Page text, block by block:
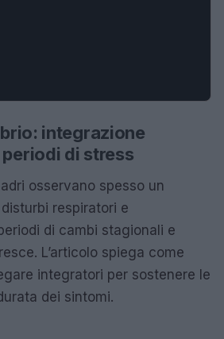
integrazione
di stress
osservano spesso un
respiratori e
di cambi stagionali e
L’articolo spiega come
integratori per sostenere le
dei sintomi.